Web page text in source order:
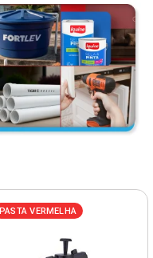
PASTA VERMELHA